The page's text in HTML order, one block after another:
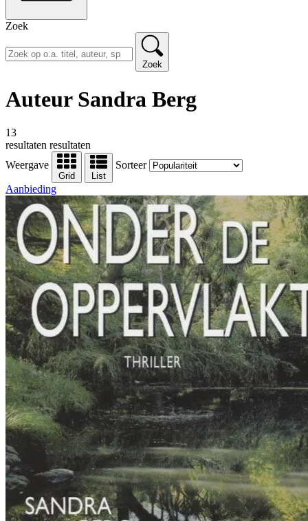
Zoek
Zoek
Auteur Sandra Berg
13
resultaten resultaten
Weergave
Grid List
Sorteer
Aanbieding